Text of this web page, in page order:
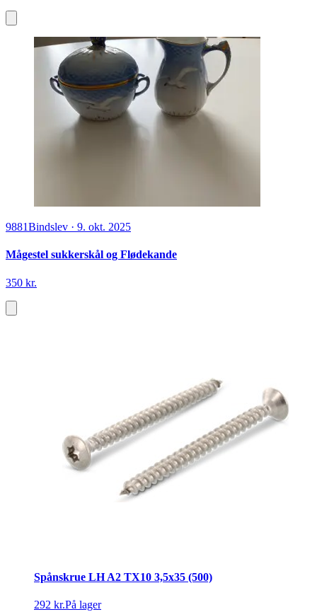
9881Bindslev · 9. okt. 2025
Mågestel sukkerskål og Flødekande
350 kr.
Spånskrue LH A2 TX10 3,5x35 (500)
292 kr.På lager